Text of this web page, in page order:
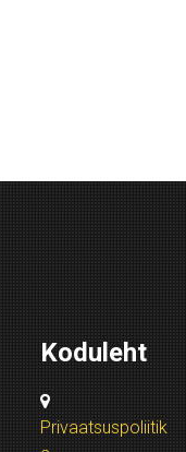
Koduleht
Privaatsuspoliitik